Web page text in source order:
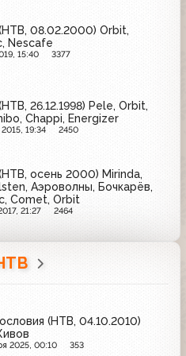
08.02.2000) Orbit,
Nescafe
15:40 3377
26.12.1998) Pele, Orbit,
Chappi, Energizer
19:34 2450
осень 2000) Mirinda,
Аэроволны, Бочкарёв,
Comet, Orbit
21:27 2464
(НТВ, 04.10.2010)
2025, 00:10 353